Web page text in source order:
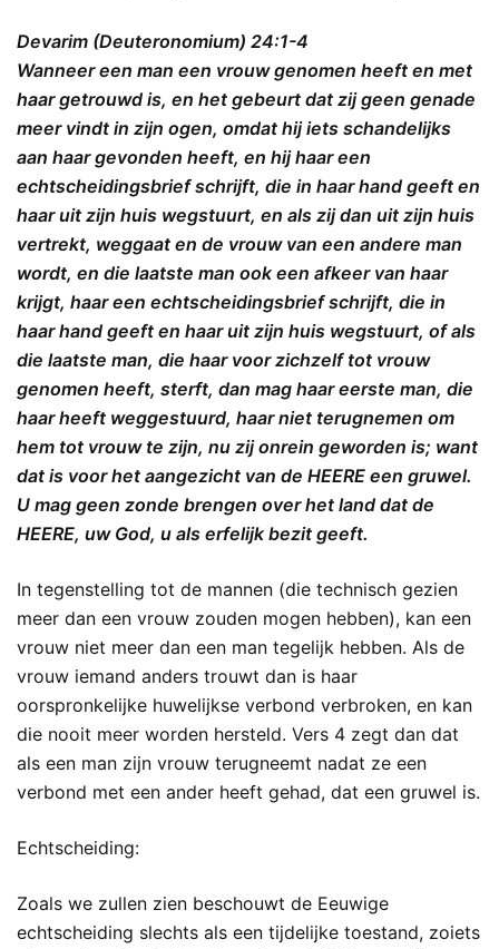
Devarim (Deuteronomium) 24:1-4
Wanneer een man een vrouw genomen heeft en met
haar getrouwd is, en het gebeurt dat zij geen genade
meer vindt in zijn ogen, omdat hij iets schandelijks
aan haar gevonden heeft, en hij haar een
echtscheidingsbrief schrijft, die in haar hand geeft en
haar uit zijn huis wegstuurt, en als zij dan uit zijn huis
vertrekt, weggaat en de vrouw van een andere man
wordt, en die laatste man ook een afkeer van haar
krijgt, haar een echtscheidingsbrief schrijft, die in
haar hand geeft en haar uit zijn huis wegstuurt, of als
die laatste man, die haar voor zichzelf tot vrouw
genomen heeft, sterft, dan mag haar eerste man, die
haar heeft weggestuurd, haar niet terugnemen om
hem tot vrouw te zijn, nu zij onrein geworden is; want
dat is voor het aangezicht van de HEERE een gruwel.
U mag geen zonde brengen over het land dat de
HEERE, uw God, u als erfelijk bezit geeft.
In tegenstelling tot de mannen (die technisch gezien
meer dan een vrouw zouden mogen hebben), kan een
vrouw niet meer dan een man tegelijk hebben. Als de
vrouw iemand anders trouwt dan is haar
oorspronkelijke huwelijkse verbond verbroken, en kan
die nooit meer worden hersteld. Vers 4 zegt dan dat
als een man zijn vrouw terugneemt nadat ze een
verbond met een ander heeft gehad, dat een gruwel is.
Echtscheiding:
Zoals we zullen zien beschouwt de Eeuwige
echtscheiding slechts als een tijdelijke toestand, zoiets